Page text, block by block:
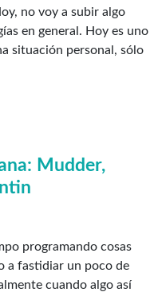
no voy a subir algo
en general. Hoy es uno
situación personal, sólo
Mudder,
programando cosas
a fastidiar un poco de
cuando algo así